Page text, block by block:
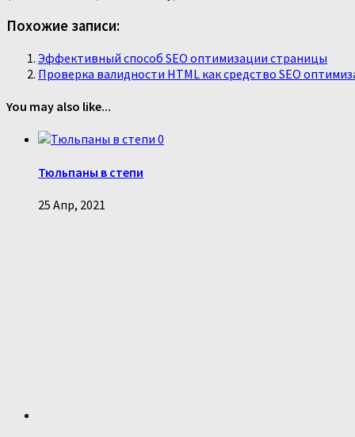
Похожие записи:
Эффективный способ SEO оптимизации страницы
Проверка валидности HTML как средство SEO
You may also like...
0
Тюльпаны в степи
25 Апр, 2021